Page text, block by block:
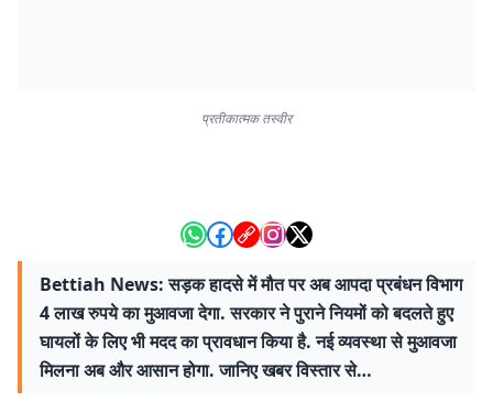
प्रतीकात्मक तस्वीर
Bettiah News: सड़क हादसे में मौत पर अब आपदा प्रबंधन विभाग
4 लाख रुपये का मुआवजा देगा. सरकार ने पुराने नियमों को बदलते हुए
घायलों के लिए भी मदद का प्रावधान किया है. नई व्यवस्था से मुआवजा
मिलना अब और आसान होगा. जानिए खबर विस्तार से…